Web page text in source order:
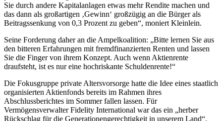
Sie durch andere Kapitalanlagen etwas mehr Rendite machen und
das dann als großartigen ‚Gewinn‘ großzügig an die Bürger als
Beitragssenkung von 0,3 Prozent zu geben“, moniert Kleinlein.
Seine Forderung daher an die Ampelkoalition: „Bitte lernen Sie aus
den bitteren Erfahrungen mit fremdfinanzierten Renten und lassen
Sie die Finger von ihrem Konzept. Auch wenn Aktienrente
draufsteht, ist es nur eine hochriskante Schuldenrente!“
Die Fokusgruppe private Altersvorsorge hatte die Idee eines staatlich
organisierten Aktienfonds bereits im Rahmen ihres
Abschlussberichtes im Sommer fallen lassen. Für
Vermögensverwalter Fidelity International war das ein „herber
Rückschlag für die Generationengerechtigkeit in unserem Land“.